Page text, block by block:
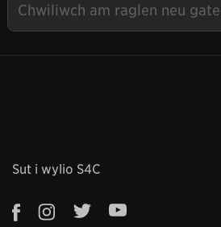
Sut i wylio S4C